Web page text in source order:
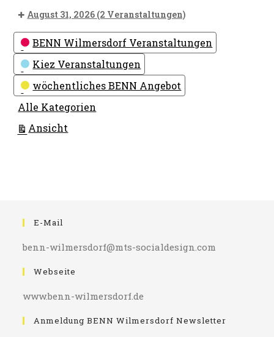
August 31, 2026 (2 Veranstaltungen)
Kategorien
BENN Wilmersdorf Veranstaltungen
Kiez Veranstaltungen
wöchentliches BENN Angebot
Alle Kategorien
Ansicht
E-Mail
benn-wilmersdorf@mts-socialdesign.com
Webseite
www.benn-wilmersdorf.de
Anmeldung BENN Wilmersdorf Newsletter